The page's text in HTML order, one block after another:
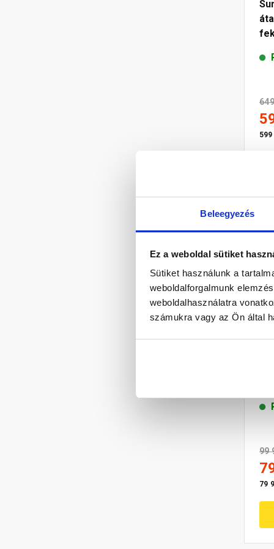
Beleegyezés
Ez a weboldal sütiket
Sütiket használunk a
weboldalforgalmunk
weboldalhasználatra
számukra vagy az Ön által
99
79